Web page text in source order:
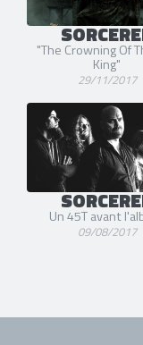
"The Crowning Of
King"
29/11/2017
Un 45T avant
09/08/2017